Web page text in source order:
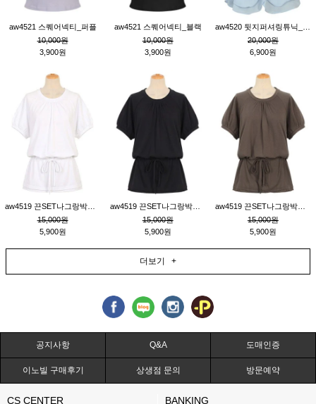
aw4521 스퀘어넥티_퍼플
10,000원
3,900원
aw4521 스퀘어넥티_블랙
10,000원
3,900원
20,000원
6,900원
15,000원
5,900원
15,000원
5,900원
15,000원
5,900원
더보기 +
공지사항 Q&A 도매인증
이노빌 구매후기 상생점 문의 방문예약
CS CENTER BANKING